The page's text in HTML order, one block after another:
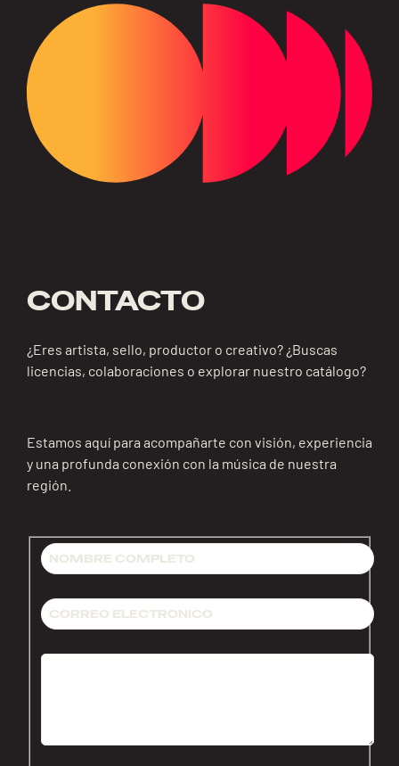
CONTACTO
¿Eres artista, sello, productor o creativo? ¿Buscas
licencias, colaboraciones o explorar nuestro catálogo?
Estamos aquí para acompañarte con visión, experiencia
y una profunda conexión con la música de nuestra
región.